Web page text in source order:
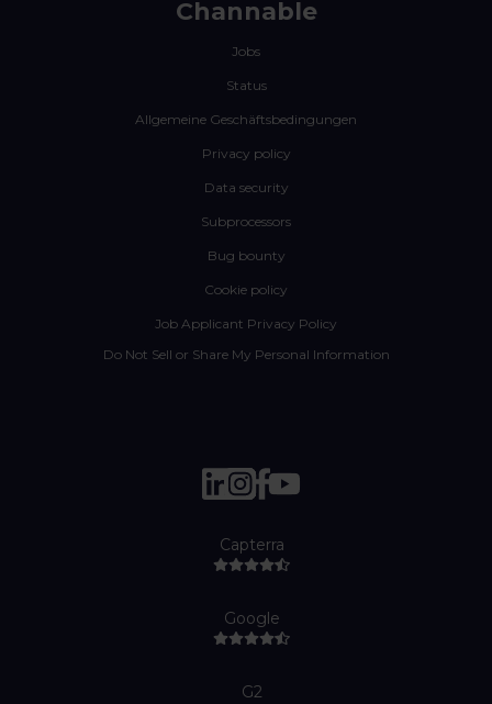
Channable
Jobs
Status
Allgemeine Geschäftsbedingungen
Privacy policy
Data security
Subprocessors
Bug bounty
Cookie policy
Job Applicant Privacy Policy
Do Not Sell or Share My Personal Information
Capterra
Google
G2